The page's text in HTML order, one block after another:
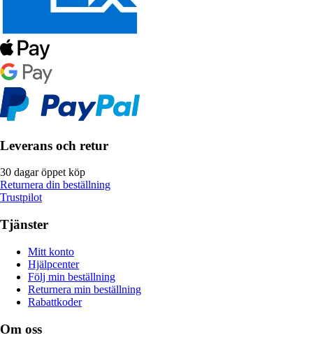
Leverans och retur
30 dagar öppet köp
Returnera din beställning
Trustpilot
Tjänster
Mitt konto
Hjälpcenter
Följ min beställning
Returnera min beställning
Rabattkoder
Om oss